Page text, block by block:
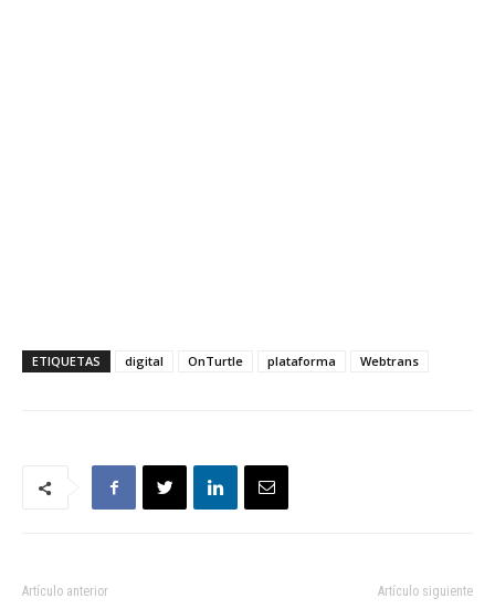
ETIQUETAS digital OnTurtle plataforma Webtrans
Artículo anterior Artículo siguiente